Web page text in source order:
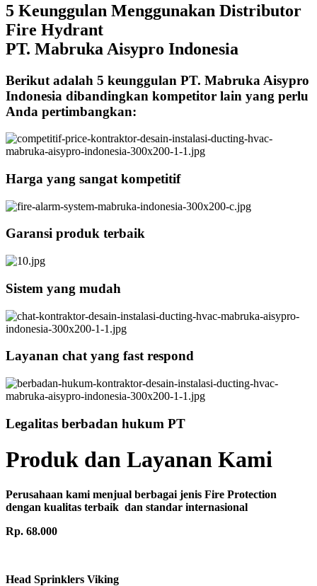
5 Keunggulan Menggunakan Distributor
Fire Hydrant
PT. Mabruka Aisypro Indonesia
Berikut adalah 5 keunggulan PT. Mabruka Aisypro
Indonesia dibandingkan kompetitor lain yang perlu
Anda pertimbangkan:
Harga yang sangat kompetitif
Garansi produk terbaik
Sistem yang mudah
Layanan chat yang fast respond
Legalitas berbadan hukum PT
Produk dan Layanan Kami
Perusahaan kami menjual berbagai jenis Fire Protection
dengan kualitas terbaik dan standar internasional
Rp. 68.000
Head Sprinklers Viking